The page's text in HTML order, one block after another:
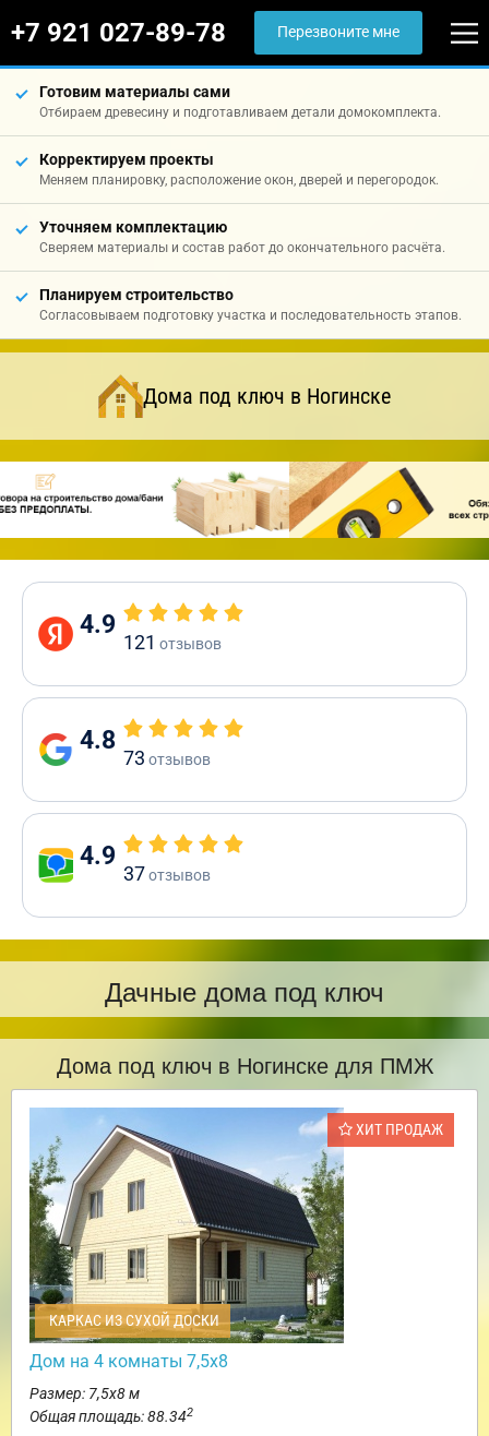
+7 921 027-89-78 Перезвоните мне
Готовим материалы сами
Отбираем древесину и подготавливаем детали домокомплекта.
Корректируем проекты
Меняем планировку, расположение окон, дверей и перегородок.
Уточняем комплектацию
Сверяем материалы и состав работ до окончательного расчёта.
Планируем строительство
Согласовываем подготовку участка и последовательность этапов.
Дома под ключ в Ногинске
4.9
121 отзывов
4.8
73 отзывов
4.9
37отзывов
Дачные дома под ключ
Дома под ключ в Ногинске для ПМЖ
ХИТ ПРОДАЖ
КАРКАС ИЗ СУХОЙ ДОСКИ
Дом на 4 комнаты 7,5х8
Размер: 7,5х8 м
Общая площадь: 88.342